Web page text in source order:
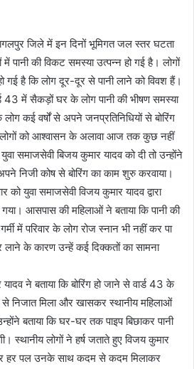
जिले में इन दिनों भूमिगत जल स्तर घटता
पानी की विकट समस्या उत्पन्न हो गई है। लोगों
गई है कि लोग दूर-दूर से पानी लाने को विवश हैं।
43 में सैकड़ों घर के लोग पानी की भीषण समस्या
कई वर्षों से अपने जनप्रतिनिधियों से बोरिंग
को आश्वासन के अलावा आज तक कुछ नहीं
समाजसेवी बिजय कुमार यादव को दी तो उन्होंने
निजी कोष से बोरिंग का काम शुरु करवाया।
को युवा समाजसेवी विजय कुमार यादव द्वारा
गया। आसपास की महिलाओं ने बताया कि पानी की
में परिवार के लोग रोज स्नान भी नहीं कर पा
के कारण उन्हें कई दिक्कतों का सामना
ने बताया कि बोरिंग हो जाने से वार्ड 43 के
से निजात मिला और खासकर स्थानीय महिलाओं
बताया कि घर-घर तक पाइप बिछाकर पानी
स्थानीय लोगों ने हर्ष जताते हुए विजय कुमार
हर पल उनके साथ कदम से कदम मिलाकर